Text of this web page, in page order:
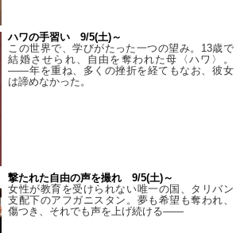
ハワの手習い 9/5(土)～
この世界で、学びがたった一つの望み。13歳で
結婚させられ、自由を奪われた母〈ハワ〉。
——年を重ね、多くの挫折を経てもなお、彼女
は諦めなかった。
撃たれた自由の声を撮れ 9/5(土)～
女性が教育を受けられない唯一の国、タリバン
支配下のアフガニスタン。夢も希望も奪われ、
傷つき、それでも声を上げ続ける——